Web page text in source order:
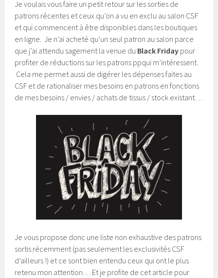
Je voulais vous faire un petit retour sur les sorties de
patrons récentes et ceux qu’on a vu en exclu au salon CSF
et qui commencent à être disponibles dans les boutiques
en ligne. Je n’ai acheté qu’un seul patron au salon parce
que j’ai attendu sagement la venue du Black Friday pour
profiter de réductions sur les patrons ppqui m’intéressent.
Cela me permet aussi de digérer les dépenses faites au
CSF et de rationaliser mes besoins en patrons en fonctions
de mes besoins / envies / achats de tissus / stock existant…
Je vous propose donc une liste non exhaustive des patrons
sortis récemment (pas seulement les exclusivités CSF
d’ailleurs !) et ce sont bien entendu ceux qui ont le plus
retenu mon attention… Et je profite de cet article pour